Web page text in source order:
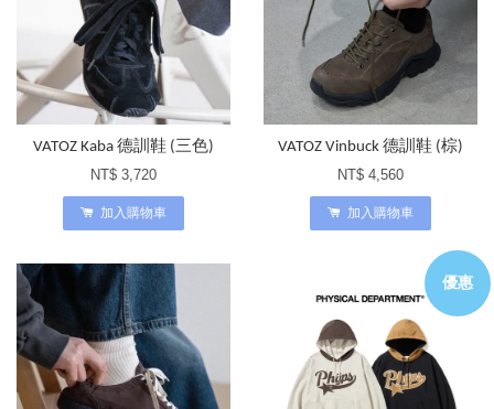
VATOZ Kaba 德訓鞋 (三色)
NT$ 3,720
加入購物車
VATOZ Vinbuck 德訓鞋 (棕)
NT$ 4,560
加入購物車
優惠